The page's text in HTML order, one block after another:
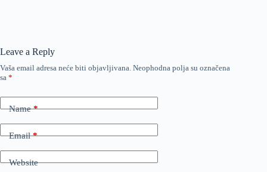
Leave a Reply
Vaša email adresa neće biti objavljivana. Neophodna polja su označena
sa *
Name*
Email*
Website